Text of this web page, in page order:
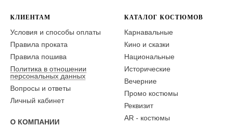
КЛИЕНТАМ
Условия и способы оплаты
Правила проката
Правила пошива
Политика в отношении
персональных данных
Вопросы и ответы
Личный кабинет
О КОМПАНИИ
КАТАЛОГ КОСТЮМОВ
Карнавальные
Кино и сказки
Национальные
Исторические
Вечерние
Промо костюмы
Реквизит
AR - костюмы